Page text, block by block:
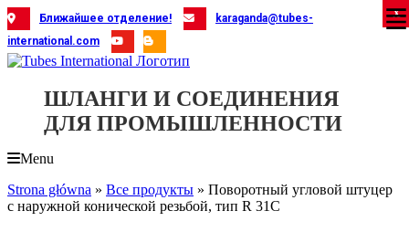
Skip
to
content
Ближайшее отделение!
karaganda@tubes-
international.com
ШЛАНГИ И СОЕДИНЕНИЯ
ДЛЯ ПРОМЫШЛЕННОСТИ
Menu
Strona główna » Все продукты » Поворотный угловой штуцер
с наружной конической резьбой, тип R 31C
X
X
X
X
X
X
X
X
X
X
X
X
X
X
X
X
X
X
X